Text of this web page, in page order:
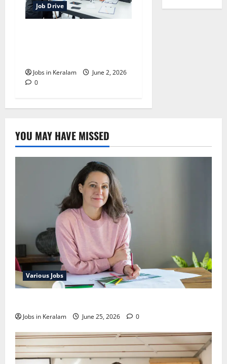
Job Drive
Jobs in Keralam
June 2, 2026
0
YOU MAY HAVE MISSED
Various Jobs
Jobs in Keralam June 25, 2026 0